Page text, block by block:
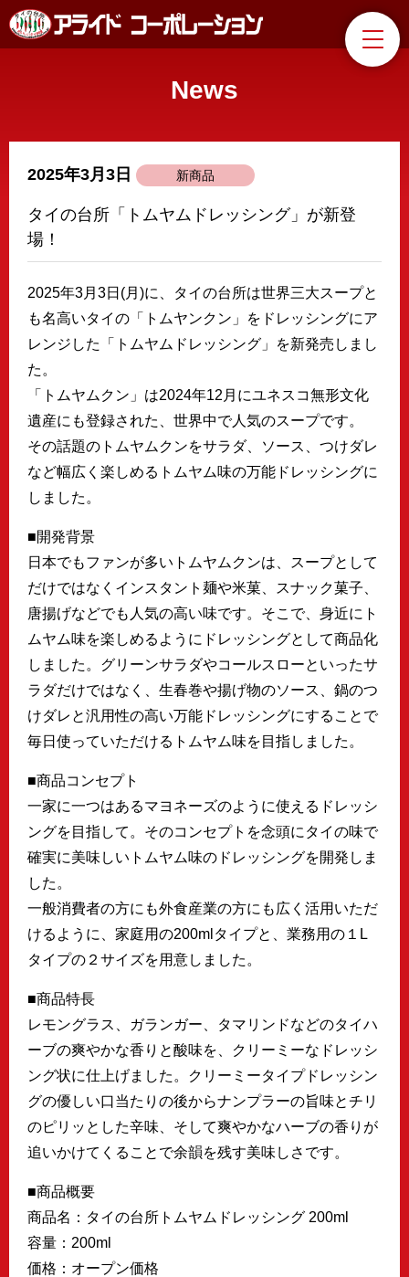
News
2025年3月3日 新商品
タイの台所「トムヤムドレッシング」が新登
場！
2025年3月3日(月)に、タイの台所は世界三大スープと
も名高いタイの「トムヤンクン」をドレッシングにア
レンジした「トムヤムドレッシング」を新発売しまし
た。
「トムヤムクン」は2024年12月にユネスコ無形文化
遺産にも登録された、世界中で人気のスープです。
その話題のトムヤムクンをサラダ、ソース、つけダレ
など幅広く楽しめるトムヤム味の万能ドレッシングに
しました。
■開発背景
日本でもファンが多いトムヤムクンは、スープとして
だけではなくインスタント麺や米菓、スナック菓子、
唐揚げなどでも人気の高い味です。そこで、身近にト
ムヤム味を楽しめるようにドレッシングとして商品化
しました。グリーンサラダやコールスローといったサ
ラダだけではなく、生春巻や揚げ物のソース、鍋のつ
けダレと汎用性の高い万能ドレッシングにすることで
毎日使っていただけるトムヤム味を目指しました。
■商品コンセプト
一家に一つはあるマヨネーズのように使えるドレッシ
ングを目指して。そのコンセプトを念頭にタイの味で
確実に美味しいトムヤム味のドレッシングを開発しま
した。
一般消費者の方にも外食産業の方にも広く活用いただ
けるように、家庭用の200mlタイプと、業務用の１L
タイプの２サイズを用意しました。
■商品特長
レモングラス、ガランガー、タマリンドなどのタイハ
ーブの爽やかな香りと酸味を、クリーミーなドレッシ
ング状に仕上げました。クリーミータイプドレッシン
グの優しい口当たりの後からナンプラーの旨味とチリ
のピリッとした辛味、そして爽やかなハーブの香りが
追いかけてくることで余韻を残す美味しさです。
■商品概要
商品名：タイの台所トムヤムドレッシング 200ml
容量：200ml
価格：オープン価格